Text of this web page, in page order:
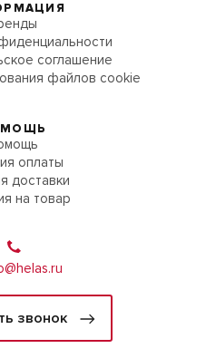
соглашение
файлов cookie
оплаты
доставки
на товар
звонок